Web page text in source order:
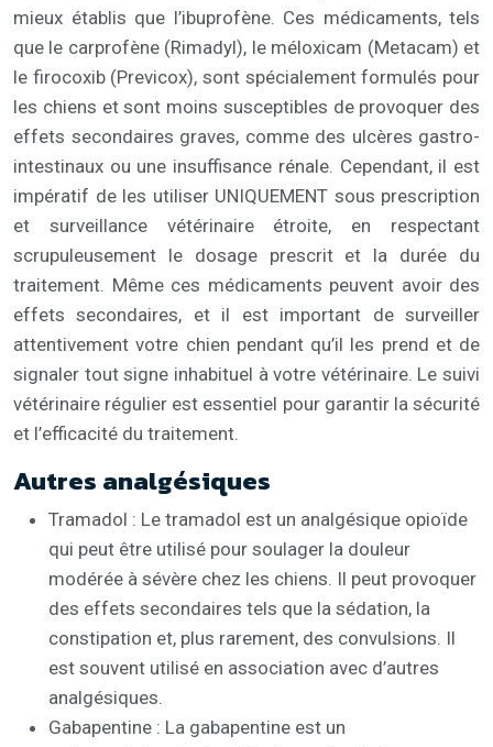
mieux établis que l’ibuprofène. Ces médicaments, tels
que le carprofène (Rimadyl), le méloxicam (Metacam) et
le firocoxib (Previcox), sont spécialement formulés pour
les chiens et sont moins susceptibles de provoquer des
effets secondaires graves, comme des ulcères gastro-
intestinaux ou une insuffisance rénale. Cependant, il est
impératif de les utiliser UNIQUEMENT sous prescription
et surveillance vétérinaire étroite, en respectant
scrupuleusement le dosage prescrit et la durée du
traitement. Même ces médicaments peuvent avoir des
effets secondaires, et il est important de surveiller
attentivement votre chien pendant qu’il les prend et de
signaler tout signe inhabituel à votre vétérinaire. Le suivi
vétérinaire régulier est essentiel pour garantir la sécurité
et l’efficacité du traitement.
Autres analgésiques
Tramadol : Le tramadol est un analgésique opioïde
qui peut être utilisé pour soulager la douleur
modérée à sévère chez les chiens. Il peut provoquer
des effets secondaires tels que la sédation, la
constipation et, plus rarement, des convulsions. Il
est souvent utilisé en association avec d’autres
analgésiques.
Gabapentine : La gabapentine est un